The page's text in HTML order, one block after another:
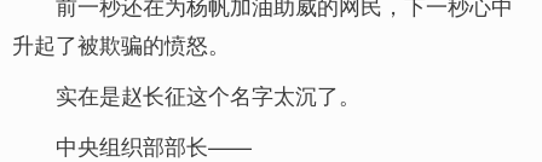
升起了被欺骗的愤怒。
实在是赵长征这个名字太沉了。
中央组织部部长——